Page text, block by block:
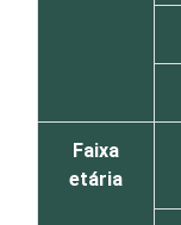
Faixa
etária